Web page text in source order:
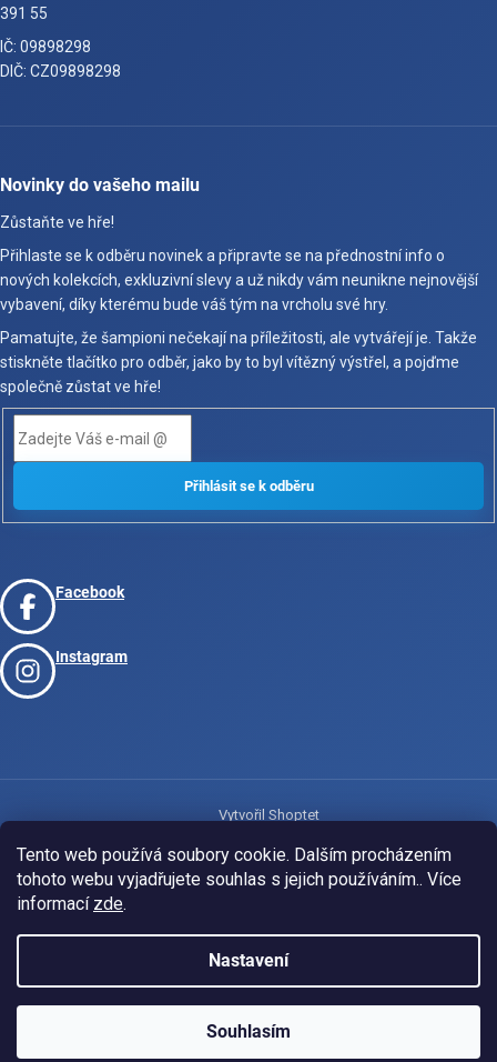
Tento web používá soubory cookie. Dalším procházením
tohoto webu vyjadřujete souhlas s jejich používáním.. Více
informací zde.
Nastavení
Souhlasím
391 55
IČ: 09898298
DIČ: CZ09898298
Novinky do vašeho mailu
Zůstaňte ve hře!
Přihlaste se k odběru novinek a připravte se na přednostní info o
nových kolekcích, exkluzivní slevy a už nikdy vám neunikne nejnovější
vybavení, díky kterému bude váš tým na vrcholu své hry.
Pamatujte, že šampioni nečekají na příležitosti, ale vytvářejí je. Takže
stiskněte tlačítko pro odběr, jako by to byl vítězný výstřel, a pojďme
společně zůstat ve hře!
Facebook
Instagram
Vytvořil Shoptet
Copyright 2026www.josport.cz. Všechna práva vyhrazena.